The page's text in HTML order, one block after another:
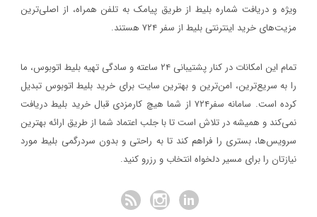
ویژه و دریافت شماره‌ بلیط از طریق پیامک به تلفن همراه، از اصلی‌ترین
مزیت‌های خرید اینترنتی بلیط از سفر ۷۲۴ هستند.
تمام این امکانات در کنار پشتیبانی‌ ۲۴ ساعته و سادگی تهیه بلیط اتوبوس، ما
را به سریع‌ترین، امن‌ترین و بهترین سایت برای خرید بلیط اتوبوس تبدیل
کرده است. سامانه سفر۷۲۴ از شما هیچ کارمزدی قبال خرید بلیط دریافت
نمی‌کند و همیشه در تلاش است تا با جلب اعتماد شما از طریق ارائه بهترین
سرویس‌ها، بستری را فراهم کند تا به راحتی و بدون سردرگمی بلیط مورد
نیازتان را برای مسیر دلخواه انتخاب و رزرو کنید.